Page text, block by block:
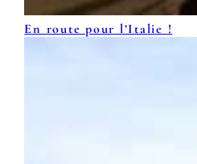
En route pour l’Italie !